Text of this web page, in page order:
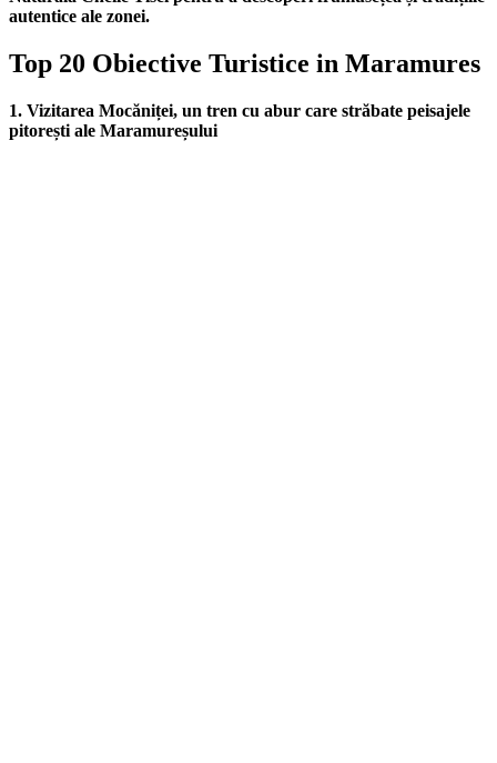
autentice ale zonei.
Top 20 Obiective Turistice in Maramures
1. Vizitarea Mocăniței, un tren cu abur care străbate peisajele
pitorești ale Maramureșului